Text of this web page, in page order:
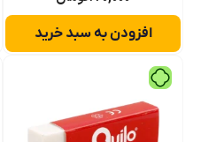
افزودن به سبد خرید